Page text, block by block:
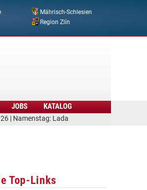
Mährisch-Schlesien
Region Zlín
| Namenstag: Lada
JOBS KATALOG
Top-Links